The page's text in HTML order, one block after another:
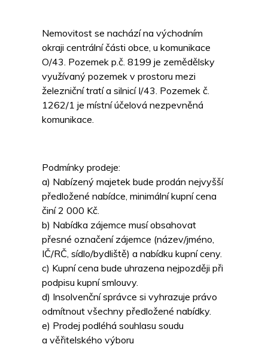
Nemovitost se nachází na východním
okraji centrální části obce, u komunikace
O/43. Pozemek p.č. 8199 je zemědělsky
využívaný pozemek v prostoru mezi
železniční tratí a silnicí I/43. Pozemek č.
1262/1 je místní účelová nezpevněná
komunikace.
Podmínky prodeje:
a) Nabízený majetek bude prodán nejvyšší
předložené nabídce, minimální kupní cena
činí 2 000 Kč.
b) Nabídka zájemce musí obsahovat
přesné označení zájemce (název/jméno,
IČ/RČ, sídlo/bydliště) a nabídku kupní ceny.
c) Kupní cena bude uhrazena nejpozději při
podpisu kupní smlouvy.
d) Insolvenční správce si vyhrazuje právo
odmítnout všechny předložené nabídky.
e) Prodej podléhá souhlasu soudu
a věřitelského výboru